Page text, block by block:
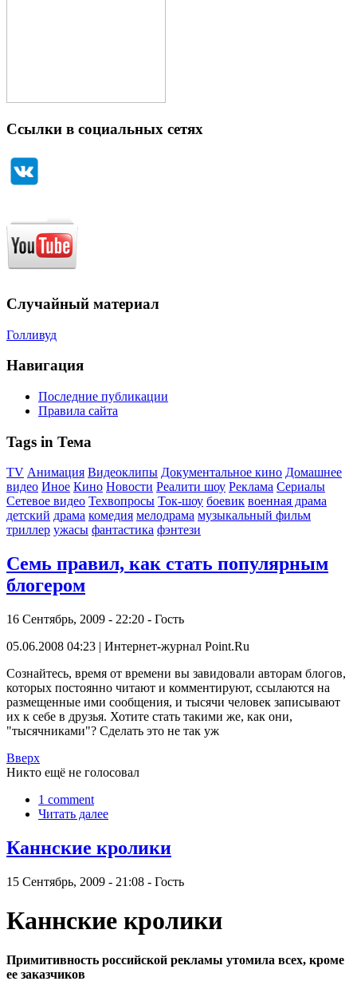
Ссылки в социальных сетях
Случайный материал
Голливуд
Навигация
Последние публикации
Правила сайта
Tags in Тема
TV Анимация Видеоклипы Документальное кино Домашнее
видео Иное Кино Новости Реалити шоу Реклама Сериалы
Сетевое видео Техвопросы Ток-шоу боевик военная драма
детский драма комедия мелодрама музыкальный фильм
триллер ужасы фантастика фэнтези
Семь правил, как стать популярным
блогером
16 Сентябрь, 2009 - 22:20 - Гость
05.06.2008 04:23 | Интернет-журнал Point.Ru
Сознайтесь, время от времени вы завидовали авторам блогов,
которых постоянно читают и комментируют, ссылаются на
размещенные ими сообщения, и тысячи человек записывают
их к себе в друзья. Хотите стать такими же, как они,
"тысячниками"? Сделать это не так уж
Вверх
Никто ещё не голосовал
1 comment
Читать далее
Каннские кролики
15 Сентябрь, 2009 - 21:08 - Гость
Каннские кролики
Примитивность российской рекламы утомила всех, кроме
ее заказчиков